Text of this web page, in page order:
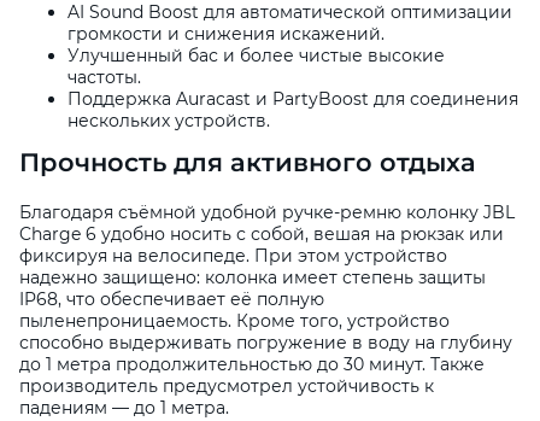
AI Sound Boost для автоматической оптимизации
громкости и снижения искажений.
Улучшенный бас и более чистые высокие
частоты.
Поддержка Auracast и PartyBoost для соединения
нескольких устройств.
Прочность для активного отдыха
Благодаря съёмной удобной ручке-ремню колонку JBL
Charge 6 удобно носить с собой, вешая на рюкзак или
фиксируя на велосипеде. При этом устройство
надежно защищено: колонка имеет степень защиты
IP68, что обеспечивает её полную
пыленепроницаемость. Кроме того, устройство
способно выдерживать погружение в воду на глубину
до 1 метра продолжительностью до 30 минут. Также
производитель предусмотрел устойчивость к
падениям — до 1 метра.